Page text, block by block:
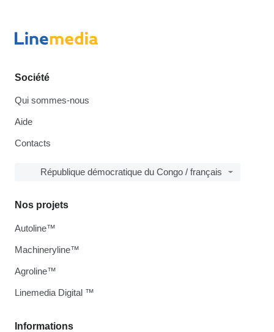
Société
Qui sommes-nous
Aide
Contacts
République démocratique du Congo / français
Informations
Nos projets
Autoline™
Machineryline™
Agroline™
Linemedia Digital ™